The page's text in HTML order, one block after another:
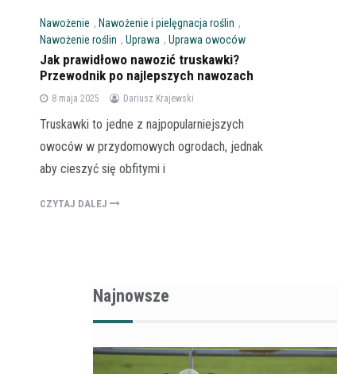
Nawożenie , Nawożenie i pielęgnacja roślin ,
Nawożenie roślin , Uprawa , Uprawa owoców
Jak prawidłowo nawozić truskawki?
Przewodnik po najlepszych nawozach
8 maja 2025 Dariusz Krajewski
Truskawki to jedne z najpopularniejszych
owoców w przydomowych ogrodach, jednak
aby cieszyć się obfitymi i
CZYTAJ DALEJ
Najnowsze